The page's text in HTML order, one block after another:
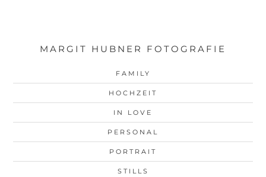
MARGIT HUBNER FOTOGRAFIE
FAMILY
HOCHZEIT
IN LOVE
PERSONAL
PORTRAIT
STILLS